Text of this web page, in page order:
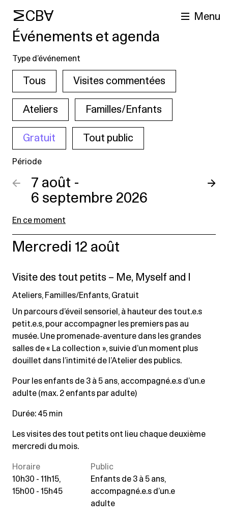
MCBA Menu
Événements et agenda
Type d’événement
Tous Visites commentées
Ateliers Familles/Enfants
Gratuit Tout public
Période
←
7 août -
6 septembre 2026
→
En ce moment
Mercredi 12 août
Visite des tout petits – Me, Myself and I
Ateliers, Familles/Enfants, Gratuit
Un parcours d’éveil sensoriel, à hauteur des tout.e.s
petit.e.s, pour accompagner les premiers pas au
musée. Une promenade-aventure dans les grandes
salles de « La collection », suivie d’un moment plus
douillet dans l’intimité de l’Atelier des publics.
Pour les enfants de 3 à 5 ans, accompagné.e.s d’un.e
adulte (max. 2 enfants par adulte)
Durée: 45 min
Les visites des tout petits ont lieu chaque deuxième
mercredi du mois.
Horaire
10h30 - 11h15,
15h00 - 15h45
Public
Enfants de 3 à 5 ans,
accompagné.e.s d’un.e
adulte